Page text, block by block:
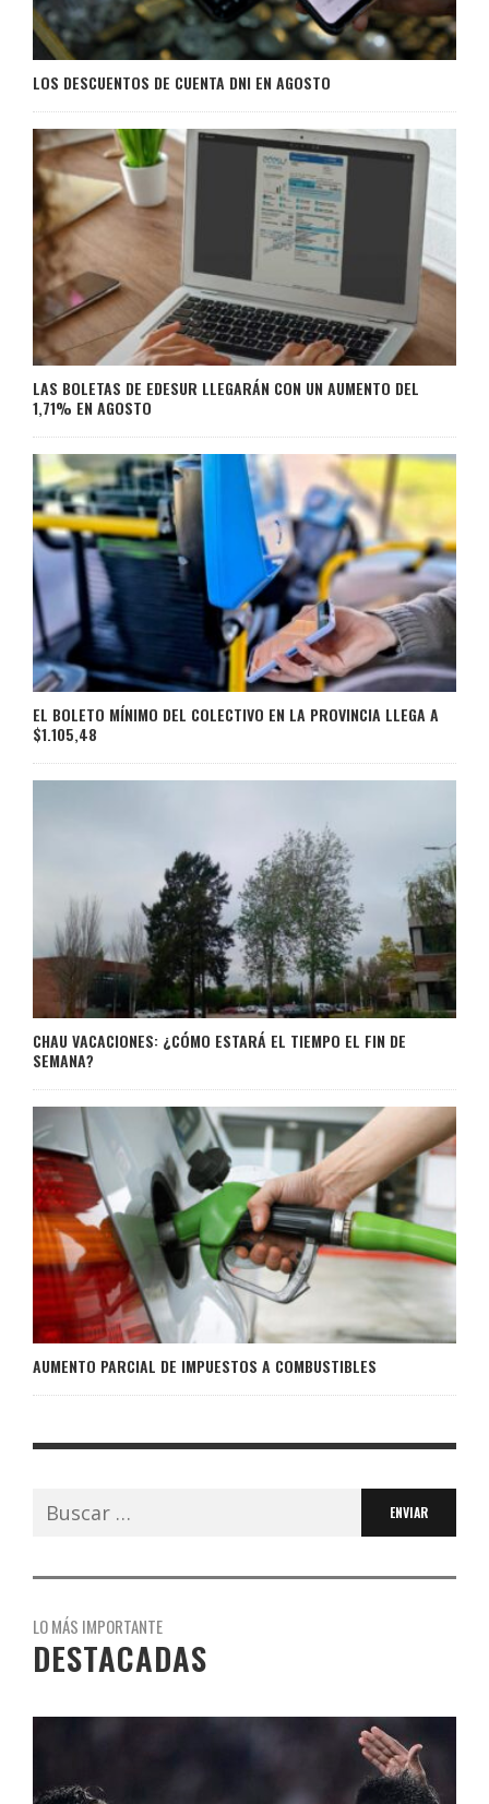
LOS DESCUENTOS DE CUENTA DNI EN AGOSTO
LAS BOLETAS DE EDESUR LLEGARÁN CON UN AUMENTO DEL
1,71% EN AGOSTO
EL BOLETO MÍNIMO DEL COLECTIVO EN LA PROVINCIA LLEGA A
$1.105,48
CHAU VACACIONES: ¿CÓMO ESTARÁ EL TIEMPO EL FIN DE
SEMANA?
AUMENTO PARCIAL DE IMPUESTOS A COMBUSTIBLES
Buscar:
LO MÁS IMPORTANTE
DESTACADAS